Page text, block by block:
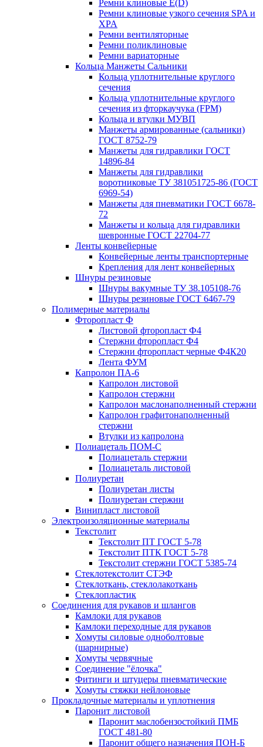
Ремни клиновые Е(D)
Ремни клиновые узкого сечения SPA и
XPA
Ремни вентиляторные
Ремни поликлиновые
Ремни вариаторные
Кольца Манжеты Сальники
Кольца уплотнительные круглого
сечения
Кольца уплотнительные круглого
сечения из фторкаучука (FPM)
Кольца и втулки МУВП
Манжеты армированные (сальники)
ГОСТ 8752-79
Манжеты для гидравлики ГОСТ
14896-84
Манжеты для гидравлики
воротниковые ТУ 381051725-86 (ГОСТ
6969-54)
Манжеты для пневматики ГОСТ 6678-
72
Манжеты и кольца для гидравлики
шевронные ГОСТ 22704-77
Ленты конвейерные
Конвейерные ленты транспортерные
Крепления для лент конвейерных
Шнуры резиновые
Шнуры вакумные ТУ 38.105108-76
Шнуры резиновые ГОСТ 6467-79
Полимерные материалы
Фторопласт Ф
Листовой фторопласт Ф4
Стержни фторопласт Ф4
Стержни фторопласт черные Ф4К20
Лента ФУМ
Капролон ПА-6
Капролон листовой
Капролон стержни
Капролон маслонаполненный стержни
Капролон графитонаполненный
стержни
Втулки из капролона
Полиацеталь ПОМ-С
Полиацеталь стержни
Полиацеталь листовой
Полиуретан
Полиуретан листы
Полиуретан стержни
Винипласт листовой
Электроизоляционные материалы
Текстолит
Текстолит ПТ ГОСТ 5-78
Текстолит ПТК ГОСТ 5-78
Текстолит стержни ГОСТ 5385-74
Стеклотекстолит СТЭФ
Стеклоткань, стеклолакоткань
Стеклопластик
Соединения для рукавов и шлангов
Камлоки для рукавов
Камлоки переходные для рукавов
Хомуты силовые одноболтовые
(шарнирные)
Хомуты червячные
Соединение "ёлочка"
Фитинги и штуцеры пневматические
Хомуты стяжки нейлоновые
Прокладочные материалы и уплотнения
Паронит листовой
Паронит маслобензостойкий ПМБ
ГОСТ 481-80
Паронит общего назначения ПОН-Б